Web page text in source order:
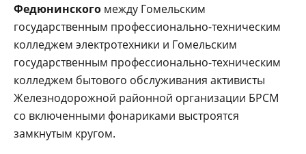
Федюнинского между Гомельским
государственным профессионально-техническим
колледжем электротехники и Гомельским
государственным профессионально-техническим
колледжем бытового обслуживания активисты
Железнодорожной районной организации БРСМ
со включенными фонариками выстроятся
замкнутым кругом.